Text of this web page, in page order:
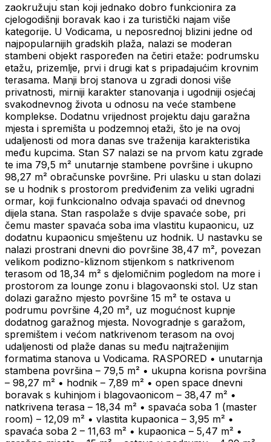
zaokružuju stan koji jednako dobro funkcionira za
cjelogodišnji boravak kao i za turistički najam više
kategorije. U Vodicama, u neposrednoj blizini jedne od
najpopularnijih gradskih plaža, nalazi se moderan
stambeni objekt raspoređen na četiri etaže: podrumsku
etažu, prizemlje, prvi i drugi kat s pripadajućim krovnim
terasama. Manji broj stanova u zgradi donosi više
privatnosti, mirniji karakter stanovanja i ugodniji osjećaj
svakodnevnog života u odnosu na veće stambene
komplekse. Dodatnu vrijednost projektu daju garažna
mjesta i spremišta u podzemnoj etaži, što je na ovoj
udaljenosti od mora danas sve traženija karakteristika
među kupcima. Stan S7 nalazi se na prvom katu zgrade
te ima 79,5 m² unutarnje stambene površine i ukupno
98,27 m² obračunske površine. Pri ulasku u stan dolazi
se u hodnik s prostorom predviđenim za veliki ugradni
ormar, koji funkcionalno odvaja spavaći od dnevnog
dijela stana. Stan raspolaže s dvije spavaće sobe, pri
čemu master spavaća soba ima vlastitu kupaonicu, uz
dodatnu kupaonicu smještenu uz hodnik. U nastavku se
nalazi prostrani dnevni dio površine 38,47 m², povezan
velikom podizno-kliznom stijenkom s natkrivenom
terasom od 18,34 m² s djelomičnim pogledom na more i
prostorom za lounge zonu i blagovaonski stol. Uz stan
dolazi garažno mjesto površine 15 m² te ostava u
podrumu površine 4,20 m², uz mogućnost kupnje
dodatnog garažnog mjesta. Novogradnje s garažom,
spremištem i većom natkrivenom terasom na ovoj
udaljenosti od plaže danas su među najtraženijim
formatima stanova u Vodicama. RASPORED • unutarnja
stambena površina – 79,5 m² • ukupna korisna površina
– 98,27 m² • hodnik – 7,89 m² • open space dnevni
boravak s kuhinjom i blagovaonicom – 38,47 m² •
natkrivena terasa – 18,34 m² • spavaća soba 1 (master
room) – 12,09 m² • vlastita kupaonica – 3,95 m² •
spavaća soba 2 – 11,63 m² • kupaonica – 5,47 m² •